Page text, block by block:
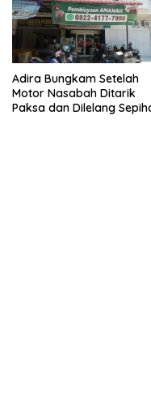
Adira Bungkam Setelah
Motor Nasabah Ditarik
Paksa dan Dilelang